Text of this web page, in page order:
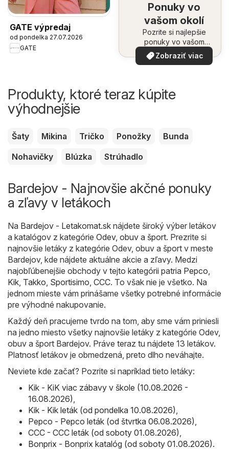
GATE výpredaj
od pondelka 27.07.2026
GATE
Ponuky vo
vašom okolí
Pozrite si najlepšie
ponuky vo vašom
okolí
Zobraziť viac
Produkty, ktoré teraz kúpite
výhodnejšie
Šaty Mikina Tričko Ponožky
Bunda
Nohavičky
Blúzka Strúhadlo
Bardejov - Najnovšie akčné ponuky
a zľavy v letákoch
Na Bardejov - Letakomat.sk nájdete široký výber letákov
a katalógov z kategórie Odev, obuv a šport. Prezrite si
najnovšie letáky z kategórie Odev, obuv a šport v meste
Bardejov, kde nájdete aktuálne akcie a zľavy. Medzi
najobľúbenejšie obchody v tejto kategórii patria Pepco
Kik Takko Sportisimo CCC. To však nie je všetko. Na
jednom mieste vám prinášame všetky potrebné informácie
pre výhodné nakupovanie.
Každý deň pracujeme tvrdo na tom, aby sme vám priniesli
na jedno miesto všetky najnovšie letáky z kategórie Odev,
obuv a šport Bardejov. Práve teraz tu nájdete 13 letákov.
Platnosť letákov je obmedzená, preto dlho neváhajte.
Neviete kde začať? Pozrite si napríklad tieto letáky:
Kik - KiK viac zábavy v škole (10.08.2026 -
16.08.2026)
Kik - Kik leták (od pondelka 10.08.2026)
Pepco - Pepco leták (od štvrtka 06.08.2026)
CCC - CCC leták (od soboty 01.08.2026)
Bonprix - Bonprix katalóg (od soboty 01.08.2026).